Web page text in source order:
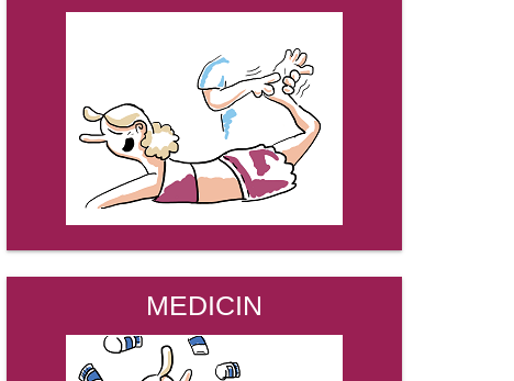
MEDICIN